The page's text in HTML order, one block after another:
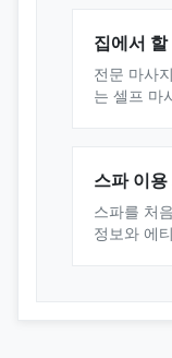
집에서
전문 마사
는 셀프 마
스파 이
스파를 처
정보와 에